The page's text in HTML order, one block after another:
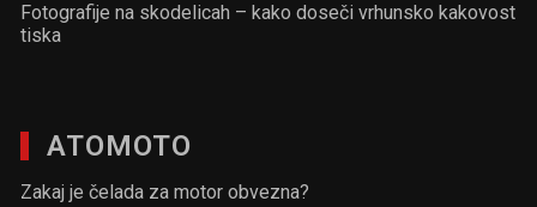
Fotografije na skodelicah – kako doseči vrhunsko kakovost
tiska
ATOMOTO
Zakaj je čelada za motor obvezna?